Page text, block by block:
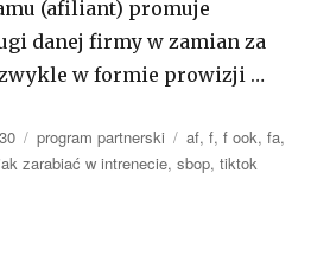
(afiliant) promuje
danej firmy w zamian za
w formie prowizji …
Kategorie
program partnerski Tagi
af,f,f ook,fa,
zarabiać w intrenecie,sbop,tiktok